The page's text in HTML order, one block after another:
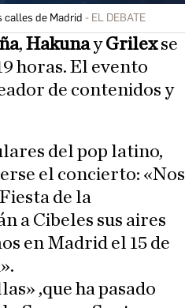
calles de Madrid EL DEBATE
, HakunayGrilexse
horas. El evento
de contenidos y
del pop latino,
el concierto: «Nos
de la
a Cibeles sus aires
en Madrid el 15 de
,que ha pasado